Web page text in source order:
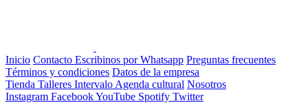
Inicio Contacto Escribinos por Whatsapp Preguntas frecuentes
Términos y condiciones Datos de la empresa
Tienda Talleres Intervalo Agenda cultural Nosotros
Instagram FacebookYouTube Spotify Twitter